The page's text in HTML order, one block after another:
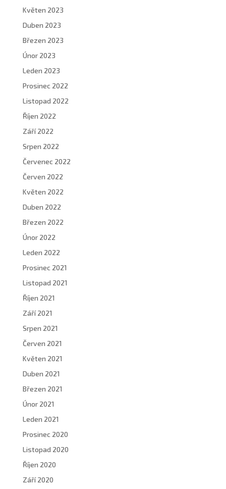
Květen 2023
Duben 2023
Březen 2023
Únor 2023
Leden 2023
Prosinec 2022
Listopad 2022
Říjen 2022
Září 2022
Srpen 2022
Červenec 2022
Červen 2022
Květen 2022
Duben 2022
Březen 2022
Únor 2022
Leden 2022
Prosinec 2021
Listopad 2021
Říjen 2021
Září 2021
Srpen 2021
Červen 2021
Květen 2021
Duben 2021
Březen 2021
Únor 2021
Leden 2021
Prosinec 2020
Listopad 2020
Říjen 2020
Září 2020